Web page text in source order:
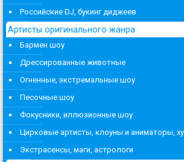
Российские DJ, букинг диджеев
Артисты оригинального жанра
Бармен шоу
Дрессированные животные
Огненные, экстремальные шоу
Песочные шоу
Фокусники, иллюзионные шоу
Цирковые артисты, клоуны и аниматоры,
Экстрасенсы, маги, астрологи